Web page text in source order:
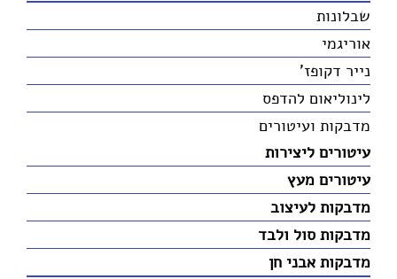
שבלונות
אוריגמי
נייר דקופז'
לינוליאום להדפס
מדבקות ועיטורים
עיטורים ליצירות
עיטורים מעץ
מדבקות לעיצוב
מדבקות סול ולבד
מדבקות אבני חן